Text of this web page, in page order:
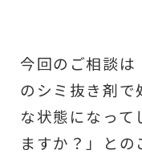
今回のご相談は
のシミ抜き剤で
な状態になっ
ますか？」と